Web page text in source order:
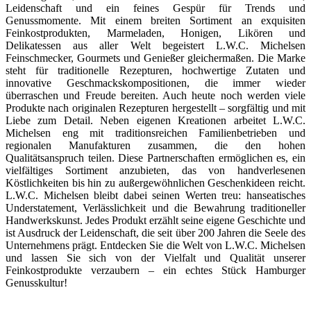
Leidenschaft und ein feines Gespür für Trends und
Genussmomente. Mit einem breiten Sortiment an exquisiten
Feinkostprodukten, Marmeladen, Honigen, Likören und
Delikatessen aus aller Welt begeistert L.W.C. Michelsen
Feinschmecker, Gourmets und Genießer gleichermaßen. Die Marke
steht für traditionelle Rezepturen, hochwertige Zutaten und
innovative Geschmackskompositionen, die immer wieder
überraschen und Freude bereiten. Auch heute noch werden viele
Produkte nach originalen Rezepturen hergestellt – sorgfältig und mit
Liebe zum Detail. Neben eigenen Kreationen arbeitet L.W.C.
Michelsen eng mit traditionsreichen Familienbetrieben und
regionalen Manufakturen zusammen, die den hohen
Qualitätsanspruch teilen. Diese Partnerschaften ermöglichen es, ein
vielfältiges Sortiment anzubieten, das von handverlesenen
Köstlichkeiten bis hin zu außergewöhnlichen Geschenkideen reicht.
L.W.C. Michelsen bleibt dabei seinen Werten treu: hanseatisches
Understatement, Verlässlichkeit und die Bewahrung traditioneller
Handwerkskunst. Jedes Produkt erzählt seine eigene Geschichte und
ist Ausdruck der Leidenschaft, die seit über 200 Jahren die Seele des
Unternehmens prägt. Entdecken Sie die Welt von L.W.C. Michelsen
und lassen Sie sich von der Vielfalt und Qualität unserer
Feinkostprodukte verzaubern – ein echtes Stück Hamburger
Genusskultur!